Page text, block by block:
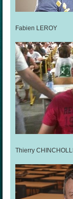
Fabien LEROY
Thierry